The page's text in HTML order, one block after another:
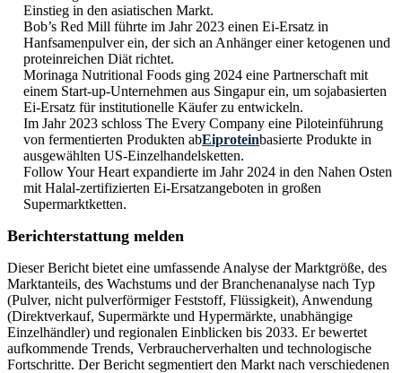
Einstieg in den asiatischen Markt.
Bob’s Red Mill führte im Jahr 2023 einen Ei-Ersatz in
Hanfsamenpulver ein, der sich an Anhänger einer ketogenen und
proteinreichen Diät richtet.
Morinaga Nutritional Foods ging 2024 eine Partnerschaft mit
einem Start-up-Unternehmen aus Singapur ein, um sojabasierten
Ei-Ersatz für institutionelle Käufer zu entwickeln.
Im Jahr 2023 schloss The Every Company eine Piloteinführung
von fermentierten Produkten abEiproteinbasierte Produkte in
ausgewählten US-Einzelhandelsketten.
Follow Your Heart expandierte im Jahr 2024 in den Nahen Osten
mit Halal-zertifizierten Ei-Ersatzangeboten in großen
Supermarktketten.
Berichterstattung melden
Dieser Bericht bietet eine umfassende Analyse der Marktgröße, des
Marktanteils, des Wachstums und der Branchenanalyse nach Typ
(Pulver, nicht pulverförmiger Feststoff, Flüssigkeit), Anwendung
(Direktverkauf, Supermärkte und Hypermärkte, unabhängige
Einzelhändler) und regionalen Einblicken bis 2033. Er bewertet
aufkommende Trends, Verbraucherverhalten und technologische
Fortschritte. Der Bericht segmentiert den Markt nach verschiedenen